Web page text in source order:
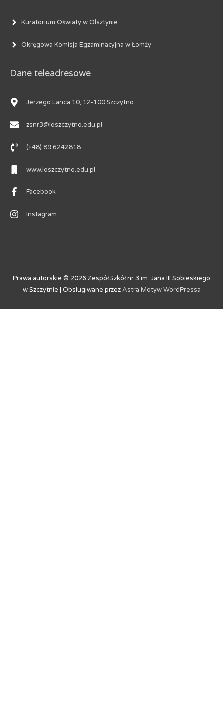
Kuratorium Oświaty w Olsztynie
Okręgowa Komisja Egzaminacyjna w Łomży
Dane teleadresowe
Jerzego Lanca 10, 12-100 Szczytno
zsnr3@loszczytno.edu.pl
(+48) 89 6242818
www.loszczytno.edu.pl
Facebook
Instagram
Prawa autorskie © 2026 Zespół Szkół nr 3 im. Jana III Sobieskiego
w Szczytnie | Obsługiwane przezAstra Motyw WordPressa